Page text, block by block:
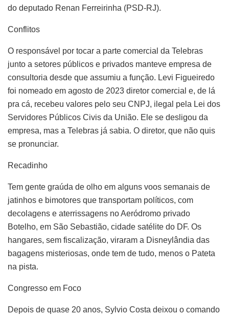
do deputado Renan Ferreirinha (PSD-RJ).
Conflitos
O responsável por tocar a parte comercial da Telebras
junto a setores públicos e privados manteve empresa de
consultoria desde que assumiu a função. Levi Figueiredo
foi nomeado em agosto de 2023 diretor comercial e, de lá
pra cá, recebeu valores pelo seu CNPJ, ilegal pela Lei dos
Servidores Públicos Civis da União. Ele se desligou da
empresa, mas a Telebras já sabia. O diretor, que não quis
se pronunciar.
Recadinho
Tem gente graúda de olho em alguns voos semanais de
jatinhos e bimotores que transportam políticos, com
decolagens e aterrissagens no Aeródromo privado
Botelho, em São Sebastião, cidade satélite do DF. Os
hangares, sem fiscalização, viraram a Disneylândia das
bagagens misteriosas, onde tem de tudo, menos o Pateta
na pista.
Congresso em Foco
Depois de quase 20 anos, Sylvio Costa deixou o comando